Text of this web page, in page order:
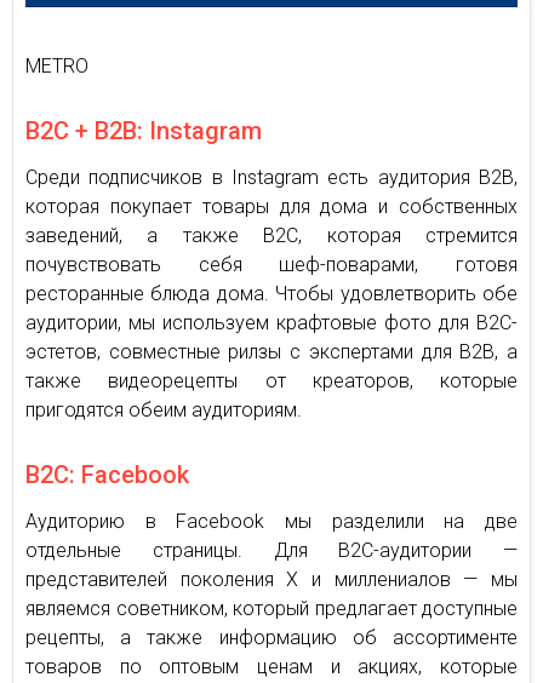
METRO
B2C + B2B: Instagram
Среди подписчиков в Instagram есть аудитория B2B,
которая покупает товары для дома и собственных
заведений, а также B2C, которая стремится
почувствовать себя шеф-поварами, готовя
ресторанные блюда дома. Чтобы удовлетворить обе
аудитории, мы используем крафтовые фото для B2C-
эстетов, совместные рилзы с экспертами для B2B, а
также видеорецепты от креаторов, которые
пригодятся обеим аудиториям.
B2C: Facebook
Аудиторию в Facebook мы разделили на две
отдельные страницы. Для B2C-аудитории —
представителей поколения Х и миллениалов — мы
являемся советником, который предлагает доступные
рецепты, а также информацию об ассортименте
товаров по оптовым ценам и акциях, которые